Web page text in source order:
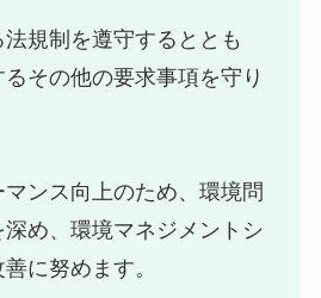
規制を遵守するととも
その他の要求事項を守り
マンス向上のため、環境問
め、環境マネジメントシ
に努めます。